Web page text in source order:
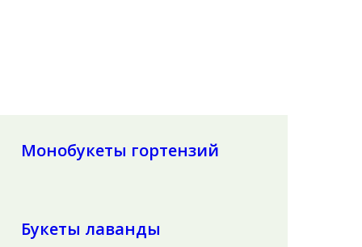
Монобукеты гортензий
Букеты лаванды